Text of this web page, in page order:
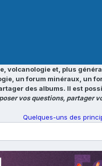
volcanologie et, plus
un forum minéraux, un
des albums. Il est
vos questions, partager
Quelques-uns des